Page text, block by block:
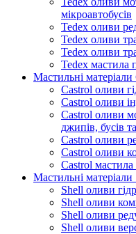
мікроавтобусів
Tedex оливи
Tedex оливи
Tedex оливи
Tedex мастила
Мастильні матеріали
Castrol оливи
Castrol оливи
Castrol оливи
джипів, бусів
Castrol оливи
Castrol оливи
Castrol мастила
Мастильні матеріали
Shell оливи
Shell оливи
Shell оливи
Shell оливи